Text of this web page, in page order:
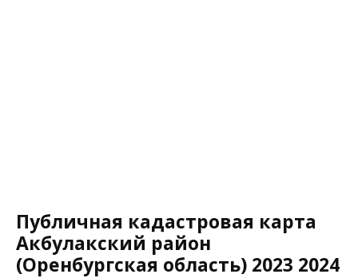
Публичная кадастровая карта
Акбулакский район
(Оренбургская область) 2023 2024